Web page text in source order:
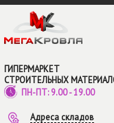
Перейти к основному
ГИПЕРМАРКЕТ
СТРОИТЕЛЬНЫХ
ПН-ПТ: 9.00 - 19.00
Адреса складов